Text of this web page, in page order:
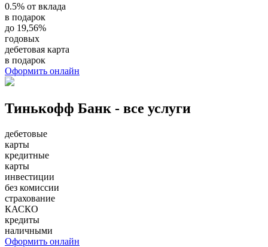
0.5% от вклада
в подарок
до 19,56%
годовых
дебетовая карта
в подарок
Оформить онлайн
Тинькофф Банк - все услуги
дебетовые
карты
кредитные
карты
инвестиции
без комиссии
страхование
КАСКО
кредиты
наличными
Оформить онлайн